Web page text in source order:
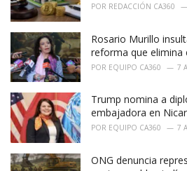
POR REDACCIÓN CA360
Rosario Murillo
reforma que elimina
POR EQUIPO CA360 7
Trump nomina a
embajadora en
POR EQUIPO CA360 7
ONG denuncia